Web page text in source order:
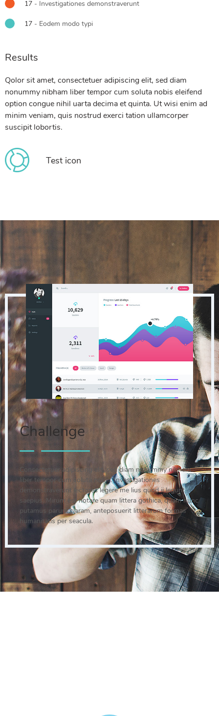
17 - Investigationes demonstraverunt
17 - Eodem modo typi
Results
Qolor sit amet, consectetuer adipiscing elit, sed diam
nonummy nibham liber tempor cum soluta nobis eleifend
option congue nihil uarta decima et quinta. Ut wisi enim ad
minim veniam, quis nostrud exerci tation ullamcorper
suscipit lobortis.
Test icon
Challenge
Consectetuer adipiscing elit, sed diam nonummy nibham
liber tempor cum soluta nobis. Investigationes
demonstraverunt lectores legere me lius quod ii legunt
saepius. Mirum est notare quam littera gothica, quam nunc
putamus parum claram, anteposuerit litterarum formas
humanitatis per seacula.